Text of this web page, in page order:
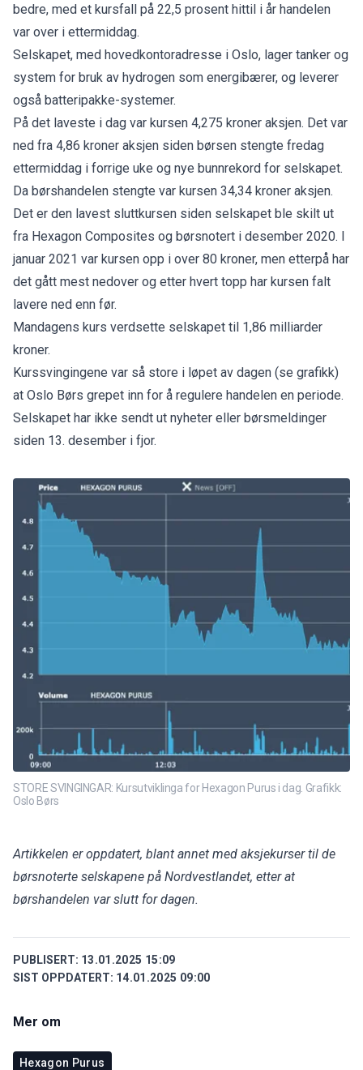
bedre, med et kursfall på 22,5 prosent hittil i år handelen
var over i ettermiddag.
Selskapet, med hovedkontoradresse i Oslo, lager tanker og
system for bruk av hydrogen som energibærer, og leverer
også batteripakke-systemer.
På det laveste i dag var kursen 4,275 kroner aksjen. Det var
ned fra 4,86 kroner aksjen siden børsen stengte fredag
ettermiddag i forrige uke og nye bunnrekord for selskapet.
Da børshandelen stengte var kursen 34,34 kroner aksjen.
Det er den lavest sluttkursen siden selskapet ble skilt ut
fra Hexagon Composites og børsnotert i desember 2020. I
januar 2021 var kursen opp i over 80 kroner, men etterpå har
det gått mest nedover og etter hvert topp har kursen falt
lavere ned enn før.
Mandagens kurs verdsette selskapet til 1,86 milliarder
kroner.
Kurssvingingene var så store i løpet av dagen (se grafikk)
at Oslo Børs grepet inn for å regulere handelen en periode.
Selskapet har ikke sendt ut nyheter eller børsmeldinger
siden 13. desember i fjor.
STORE SVINGINGAR: Kursutviklinga for Hexagon Purus i dag. Grafikk:
Oslo Børs
Artikkelen er oppdatert, blant annet med aksjekurser til de
børsnoterte selskapene på Nordvestlandet, etter at
børshandelen var slutt for dagen.
PUBLISERT: 13.01.2025 15:09
SIST OPPDATERT: 14.01.2025 09:00
Mer om
Hexagon Purus